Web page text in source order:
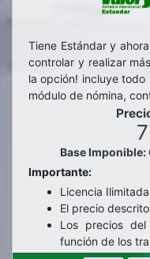
Tiene Estándar y
controlar y realizar
la opción! incluye todo
módulo de nómina,
Base
Importante:
Licencia
El precio
Los precios
función de los